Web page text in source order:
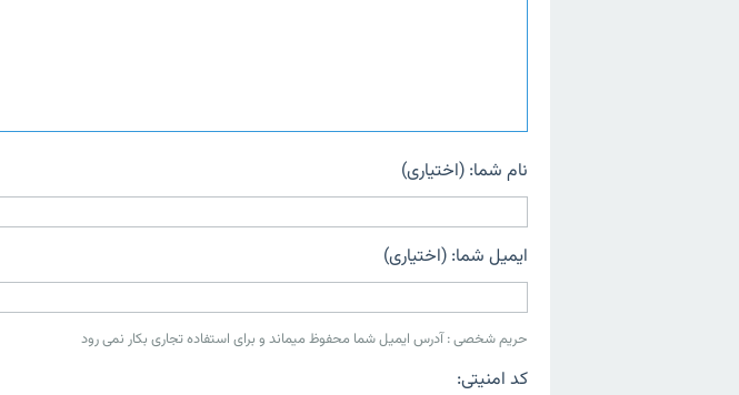
نام شما: (اختیاری)
ایمیل شما: (اختیاری)
حریم شخصی : آدرس ایمیل شما محفوظ میماند و برای استفاده تجاری بکار نمی رود
کد امنیتی: